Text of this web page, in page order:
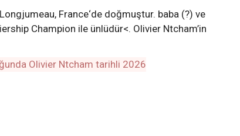
France‘de doğmuştur. baba (?) ve
Champion ile ünlüdür<. Olivier Ntcham’in